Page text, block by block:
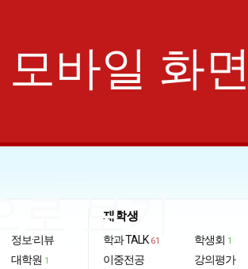
모바일 화
으로 보기
정보·리뷰
대학원 1
재학생
학과 TALK 61
이중전공
학생회 1
강의평가